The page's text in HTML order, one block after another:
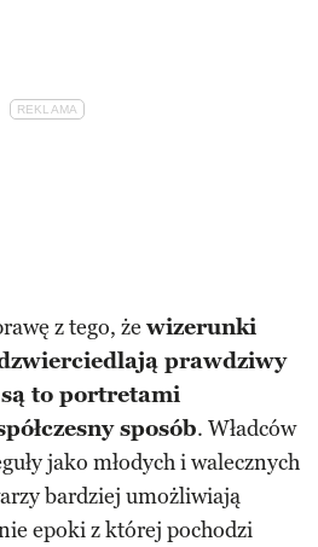
z tego, że wizerunki
prawdziwy
to portretami
sposób. Władców
jako młodych i walecznych
bardziej umożliwiają
epoki z której pochodzi